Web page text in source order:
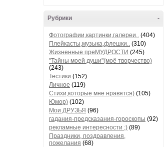
-
Рубрики
Фотографии,картинки,галереи.. (404)
Плейкасты,музыка,флешки.. (310)
Жизненные преМУДРОСТИ (245)
"Тайны моей души"(моё творчество)
(243)
Тестики (152)
Личное (119)
Стихи,которые мне нравятся) (105)
Юмор) (102)
Мои ДРУЗЬЯ (96)
гадания-предсказания-гороскопы (92)
рекламные интересности ;) (89)
Праздники, поздравления,
пожелания (68)